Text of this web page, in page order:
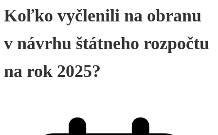
Koľko vyčlenili na obranu
v návrhu štátneho rozpočtu
na rok 2025?